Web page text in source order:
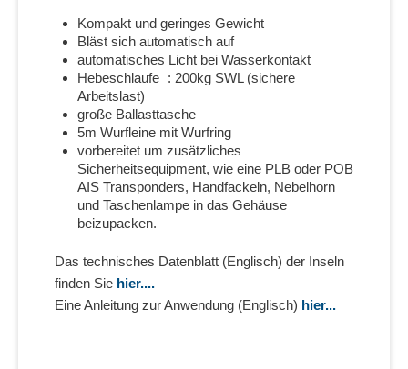
Kompakt und geringes Gewicht
Bläst sich automatisch auf
automatisches Licht bei Wasserkontakt
Hebeschlaufe : 200kg SWL (sichere
Arbeitslast)
große Ballasttasche
5m Wurfleine mit Wurfring
vorbereitet um zusätzliches
Sicherheitsequipment, wie eine PLB oder POB
AIS Transponders, Handfackeln, Nebelhorn
und Taschenlampe in das Gehäuse
beizupacken.
Das technisches Datenblatt (Englisch) der Inseln
finden Sie hier....
Eine Anleitung zur Anwendung (Englisch) hier...